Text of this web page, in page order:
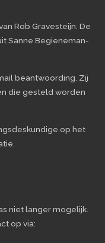
Rob Gravesteijn. De
Sanne Begieneman-
beantwoording. Zij
die gesteld worden
op het
niet langer mogelijk.
op via: